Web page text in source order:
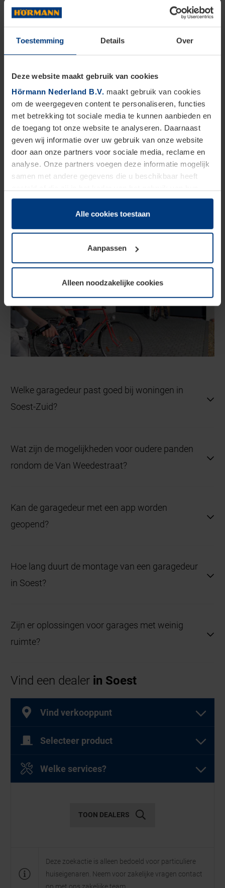
Toestemming Details Over
Deze website maakt gebruik van cookies
Hörmann Nederland B.V. maakt gebruik van cookies
om de weergegeven content te personaliseren, functies
met betrekking tot sociale media te kunnen aanbieden en
de toegang tot onze website te analyseren. Daarnaast
geven wij informatie over uw gebruik van onze website
door aan onze partners voor sociale media, reclame en
analyse. Onze partners voegen deze informatie mogelijk
samen met andere gegevens die u beschikbaar heeft
dienstverlening hebben verzameld.
Juridisch zijn wij gerechtigd om cookies op uw computer
onze pagina's absoluut noodzakelijk is. Voor alle andere
soorten cookies is uw toestemming vereist. Uw
toestemming kunt u op elk moment bij de uitleg van de
wijzigen of herroepen.
Alle cookies toestaan
Aanpassen
Alleen noodzakelijke cookies
Veelgestelde vragen over
garagedeuren in Soest
Welke garagedeur past goed bij woningen in
Soest-Zuid?
afwerking passen uitstekend bij de eigentijdse
architectuur van deze wijk.
Wat zijn de mogelijkheden voor oudere panden
rondom de Van Weedestraat?
combineren authentieke uitstraling met praktisch
gebruiksgemak.
Kan de garagedeur met een app worden
geopend?
smartphonebediening.
Hoe lang duurt de montage van een garagedeur
in Soest?
afgerond, inclusief afwerking.
Zijn er oplossingen voor garages met weinig
ruimte?
beperkte inbouwruimte of lage plafonds.
Vind een dealer in Soest
Vind verkooppunt
Selecteer product
Garagesectionaaldeuren
Welke services?
DienstenTOON DEALERS
Deze zoekactie is alleen bedoeld voor particuliere
huiseigenaren. Neem voor zakelijke vragen contact